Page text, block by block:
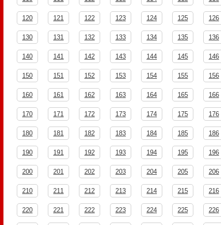
120 121 122 123 124 125 126
130 131 132 133 134 135 136
140 141 142 143 144 145 146
150 151 152 153 154 155 156
160 161 162 163 164 165 166
170 171 172 173 174 175 176
180 181 182 183 184 185 186
190 191 192 193 194 195 196
200 201 202 203 204 205 206
210 211 212 213 214 215 216
220 221 222 223 224 225 226